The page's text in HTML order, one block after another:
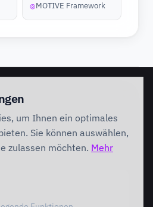
◎MOTIVE Framework
Foundation
Performing
Branchenlösungen
um Ihnen ein optimales
Sie können auswählen,
zulassen möchten. Mehr